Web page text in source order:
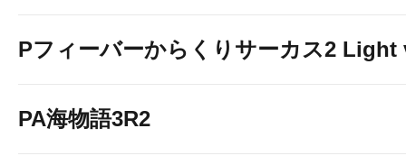
Pフィーバーからくりサーカス2 Light
PA海物語3R2